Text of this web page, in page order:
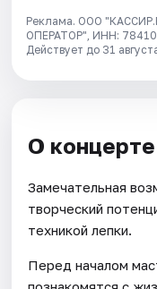
Реклама. ООО
ОПЕРАТОР", ИНН:
Действует до 31
О концерте
Замечательная
творческий
техникой лепки.
Перед началом